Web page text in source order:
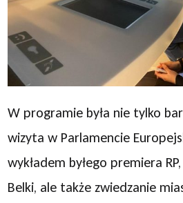
W programie była nie tylko
wizyta w Parlamencie
wykładem byłego premiera
Belki, ale także zwiedzanie